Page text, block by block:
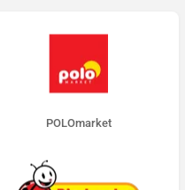
POLOmarket